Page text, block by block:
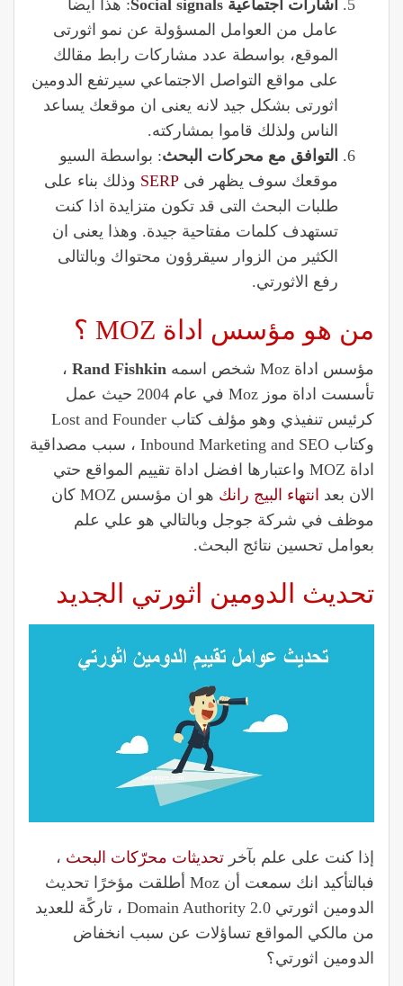
اشارات اجتماعية Social signals
: هذا ايضا
عامل من العوامل المسؤولة عن نمو اثورتى
الموقع، بواسطة عدد مشاركات رابط مقالك
على مواقع التواصل الاجتماعي سيرتفع الدومين
اثورتى بشكل جيد لانه يعنى ان موقعك يساعد
الناس ولذلك قاموا بمشاركته.
التوافق مع محركات البحث: بواسطة السيو
موقعك سوف يظهر فى SERP وذلك بناء على
طلبات البحث التى قد تكون متزايدة اذا كنت
تستهدف كلمات مفتاحية جيدة. وهذا يعنى ان
الكثير من الزوار سيقرؤون محتواك وبالتالى
رفع الاثورتي.
من هو مؤسس اداة MOZ ؟
مؤسس اداة Moz شخص اسمه Rand Fishkin ،
تأسست اداة موز Moz في عام 2004 حيث عمل
كرئيس تنفيذي وهو مؤلف كتاب Lost and Founder
وكتاب Inbound Marketing and SEO ، سبب مصداقية
اداة MOZ واعتبارها افضل اداة تقييم المواقع حتي
الان بعد انتهاء البيج رانك
هو ان مؤسس MOZ كان
موظف في شركة جوجل وبالتالي هو علي علم
بعوامل تحسين نتائج البحث.
تحديث الدومين اثورتي الجديد
إذا كنت على علم بآخر تحديثات محرّكات البحث ،
فبالتأكيد انك سمعت أن Moz أطلقت مؤخرًا تحديث
الدومين اثورتي Domain Authority 2.0 ، تاركًة للعديد
من مالكي المواقع تساؤلات عن سبب انخفاض
الدومين اثورتي؟